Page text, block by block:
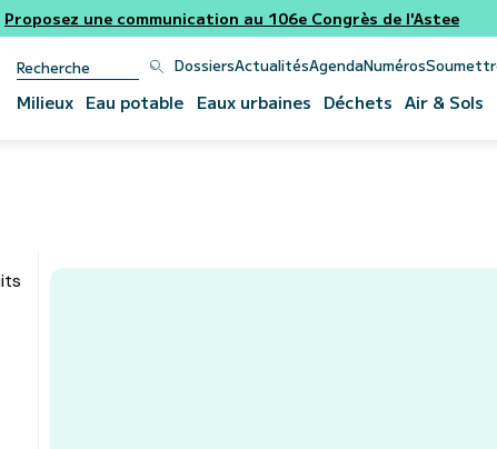
Proposez une communication au 106e Congrès de l'Astee
DossiersActualitésAgendaNuméros
Milieux Eau potable Eaux urbaines Déchets Air & Sols